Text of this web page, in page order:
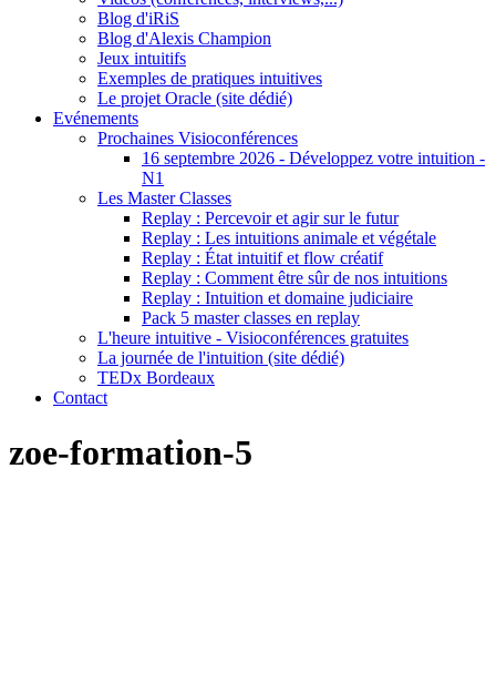
Blog d'iRiS
Blog d'Alexis Champion
Jeux intuitifs
Exemples de pratiques intuitives
Le projet Oracle (site dédié)
Evénements
Prochaines Visioconférences
16 septembre 2026 - Développez votre intuition -
N1
Les Master Classes
Replay : Percevoir et agir sur le futur
Replay : Les intuitions animale et végétale
Replay : État intuitif et flow créatif
Replay : Comment être sûr de nos intuitions
Replay : Intuition et domaine judiciaire
Pack 5 master classes en replay
L'heure intuitive - Visioconférences gratuites
La journée de l'intuition (site dédié)
TEDx Bordeaux
Contact
zoe-formation-5